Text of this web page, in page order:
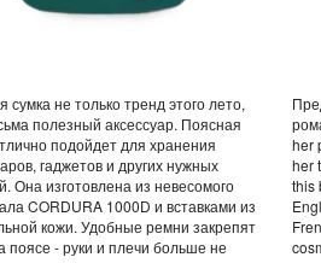
сумка не только тренд этого лето,
полезный аксессуар. Поясная
подойдет для хранения
гаджетов и других нужных
Она изготовлена из невесомого
CORDURA 1000D и вставками из
кожи. Удобные ремни закрепят
поясе - руки и плечи больше не
her
her
this